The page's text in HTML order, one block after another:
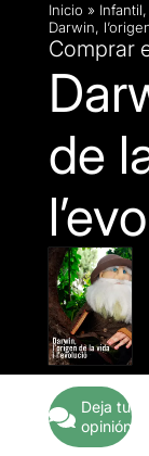
Inicio » Infantil,
Darwin,
Comprar
de
Deja tu
opinión